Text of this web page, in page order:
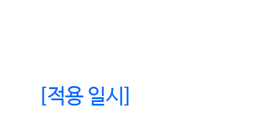
적용 일시